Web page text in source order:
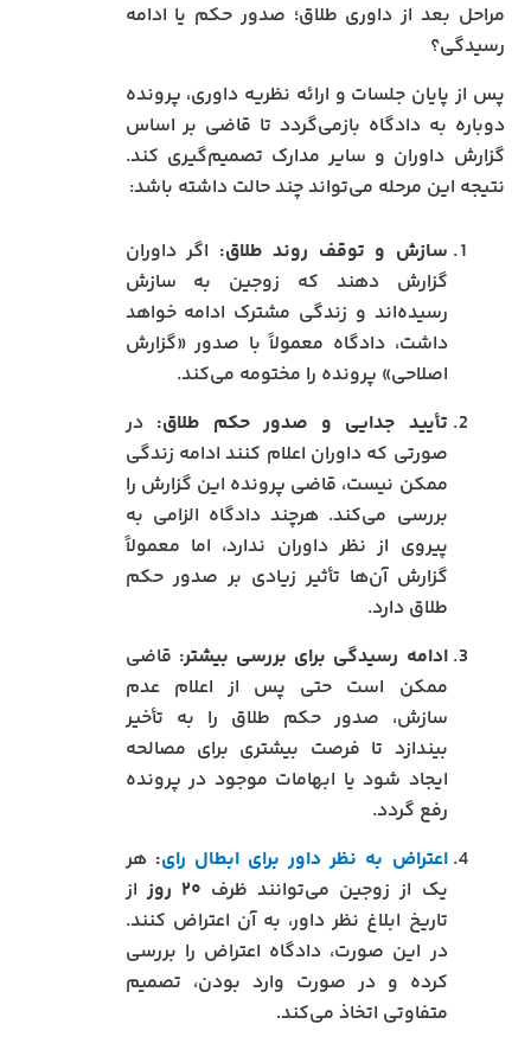
مراحل بعد از داوری طلاق؛ صدور حکم یا ادامه
رسیدگی؟
پس از پایان جلسات و ارائه نظریه داوری، پرونده
دوباره به دادگاه بازمی‌گردد تا قاضی بر اساس
گزارش داوران و سایر مدارک تصمیم‌گیری کند.
نتیجه این مرحله می‌تواند چند حالت داشته باشد:
سازش و توقف روند طلاق: اگر داوران
گزارش دهند که زوجین به سازش
رسیده‌اند و زندگی مشترک ادامه خواهد
داشت، دادگاه معمولاً با صدور «گزارش
اصلاحی» پرونده را مختومه می‌کند.
تأیید جدایی و صدور حکم طلاق:در
صورتی که داوران اعلام کنند ادامه زندگی
ممکن نیست، قاضی پرونده این گزارش را
بررسی می‌کند. هرچند دادگاه الزامی به
پیروی از نظر داوران ندارد، اما معمولاً
گزارش آن‌ها تأثیر زیادی بر صدور حکم
طلاق دارد.
ادامه رسیدگی برای بررسی بیشتر: قاضی
ممکن است حتی پس از اعلام عدم
سازش، صدور حکم طلاق را به تأخیر
بیندازد تا فرصت بیشتری برای مصالحه
ایجاد شود یا ابهامات موجود در پرونده
رفع گردد.
اعتراض به نظر داور برای ابطال رای:هر
یک از زوجین می‌توانند ظرف ۲۰ روز
از
تاریخ ابلاغ نظر داور، به آن اعتراض کنند.
در این صورت، دادگاه اعتراض را بررسی
کرده و در صورت وارد بودن، تصمیم
متفاوتی اتخاذ می‌کند.